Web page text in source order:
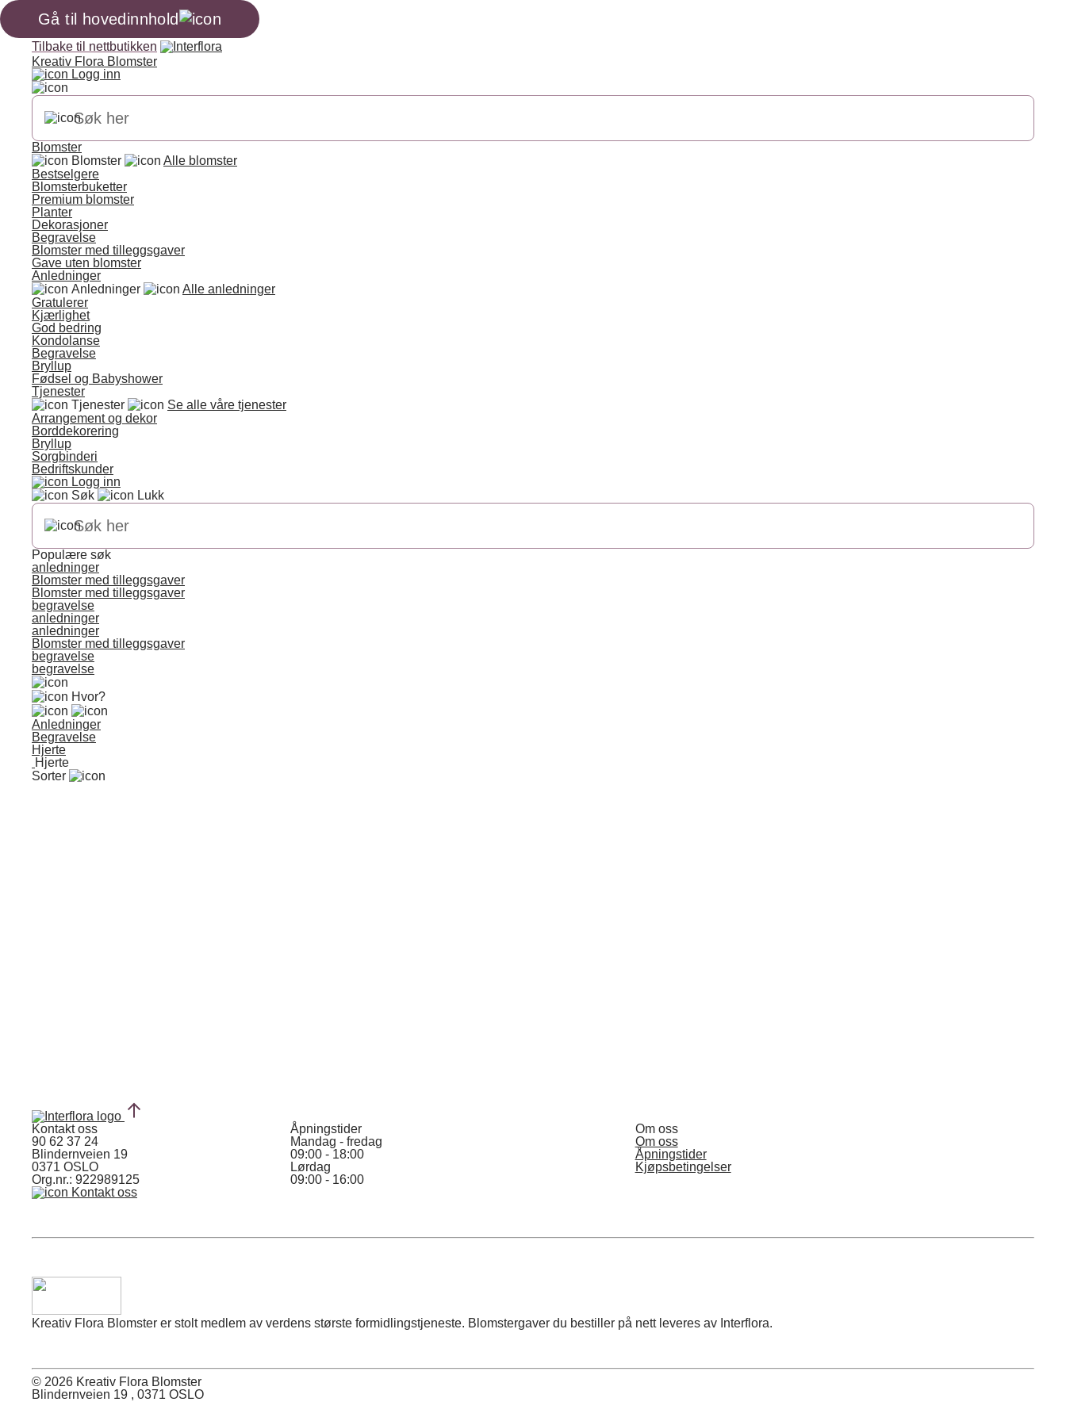
Gå til hovedinnhold
Tilbake til nettbutikken
Kreativ Flora Blomster
Logg inn
Blomster
Blomster
Alle blomster
Bestselgere
Blomsterbuketter
Premium blomster
Planter
Dekorasjoner
Begravelse
Blomster med tilleggsgaver
Gave uten blomster
Anledninger
Anledninger
Alle anledninger
Gratulerer
Kjærlighet
God bedring
Kondolanse
Begravelse
Bryllup
Fødsel og Babyshower
Tjenester
Tjenester
Se alle våre tjenester
Arrangement og dekor
Borddekorering
Bryllup
Sorgbinderi
Bedriftskunder
Logg inn
Søk
Lukk
Populære søk
anledninger
Blomster med tilleggsgaver
Blomster med tilleggsgaver
begravelse
anledninger
anledninger
Blomster med tilleggsgaver
begravelse
begravelse
Hvor?
Anledninger
Begravelse
Hjerte
Hjerte
Sorter
Kontakt oss
90 62 37 24
Blindernveien 19
0371 OSLO
Org.nr.: 922989125
Kontakt oss
Åpningstider
Mandag - fredag
09:00 - 18:00
Lørdag
09:00 - 16:00
Om oss
Om oss
Åpningstider
Kjøpsbetingelser
Kreativ Flora Blomster er stolt medlem av verdens største formidlingstjeneste. Blomstergaver du bestiller på nett leveres av Interflora.
© 2026 Kreativ Flora Blomster
Blindernveien 19 , 0371 OSLO